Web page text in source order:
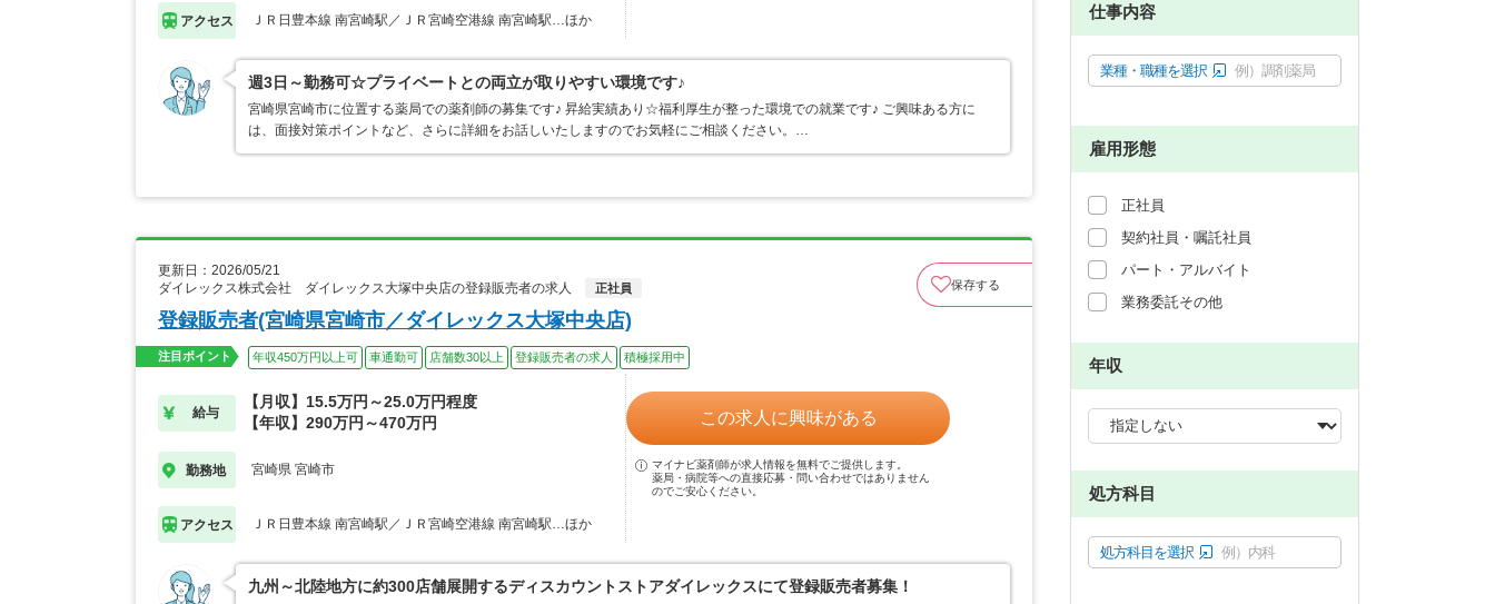
アクセス ＪＲ日豊本線 南宮崎駅／ＪＲ宮崎空港線 南宮崎駅…ほか
週3日～勤務可☆プライベートとの両立が取りやすい環境です♪
宮崎県宮崎市に位置する薬局での薬剤師の募集です♪ 昇給実績あり☆福利厚生が整った環境での就業です♪ ご興味ある方に
は、面接対策ポイントなど、さらに詳細をお話しいたしますのでお気軽にご相談ください。…
更新日：2026/05/21
ダイレックス株式会社 ダイレックス大塚中央店の登録販売者の求人
正社員 保存する
登録販売者(宮崎県宮崎市／ダイレックス大塚中央店)
注目ポイント 年収450万円以上可 車通勤可 店舗数30以上 登録販売者の求人 積極採用中
給与
【月収】15.5万円～25.0万円程度
【年収】290万円～470万円
勤務地 宮崎県 宮崎市
アクセス ＪＲ日豊本線 南宮崎駅／ＪＲ宮崎空港線 南宮崎駅…ほか
この求人に興味がある
マイナビ薬剤師が求人情報を無料でご提供します。
薬局・病院等への直接応募・問い合わせではありません
のでご安心ください。
九州～北陸地方に約300店舗展開するディスカウントストアダイレックスにて登録販売者募集！
仕事内容
業種・職種を選択 例）調剤薬局
雇用形態
正社員
契約社員・嘱託社員
パート・アルバイト
業務委託その他
年収
処方科目
処方科目を選択 例）内科